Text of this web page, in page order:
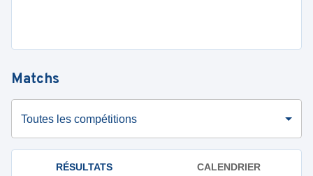
Matchs
Toutes les compétitions
RÉSULTATS CALENDRIER